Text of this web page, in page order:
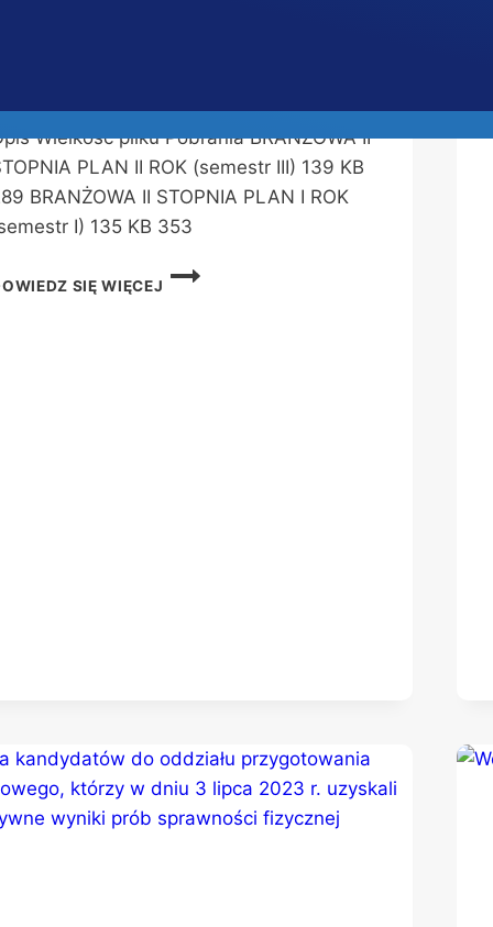
w załączeniu Pliki do pobrania Plik
Wielkość pliku Pobrania BRANŻOWA II
PLAN II ROK (semestr III) 139 KB
BRANŻOWA II STOPNIA PLAN I ROK
I) 135 KB 353
SIĘ WIĘCEJ
PLAN